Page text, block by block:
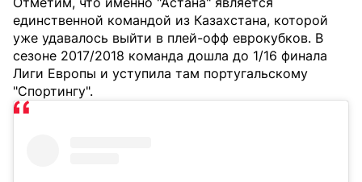
единственной командой из Казахстана, которой
уже удавалось выйти в плей-офф еврокубков. В
сезоне 2017/2018 команда дошла до 1/16 финала
Лиги Европы и уступила там португальскому
"Спортингу".